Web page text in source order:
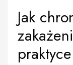
Jak
praktyce